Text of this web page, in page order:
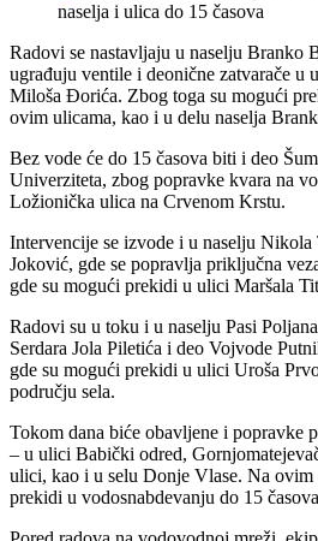
Radovi se nastavljaju u naselju Branko
ugrađuju ventile i deonične zatvarače u
Miloša Đorića. Zbog toga su mogući
ovim ulicama, kao i u delu naselja
Bez vode će do 15 časova biti i deo
Univerziteta, zbog popravke kvara na
Ložionička ulica na Crvenom Krstu.
Intervencije se izvode i u naselju
Joković, gde se popravlja priključna
gde su mogući prekidi u ulici Maršala
Radovi su u toku i u naselju Pasi
Serdara Jola Piletića i deo Vojvode
gde su mogući prekidi u ulici Uroša
području sela.
Tokom dana biće obavljene i popravke
– u ulici Babički odred,
ulici, kao i u selu Donje Vlase. Na ovim
prekidi u vodosnabdevanju do 15